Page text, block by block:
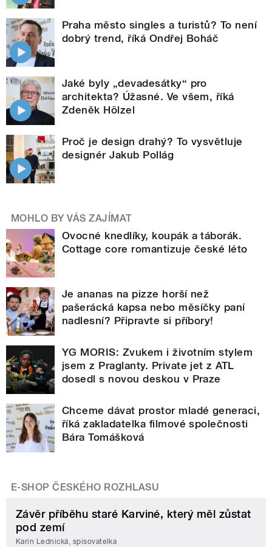
Praha město singles a turistů? To není
dobrý trend, říká Ondřej Boháč
Jaké byly „devadesátky“ pro
architekta? Úžasné. Ve všem, říká
Zdeněk Hölzel
Proč je design drahý? To vysvětluje
designér Jakub Pollág
MOHLO BY VÁS ZAJÍMAT
Ovocné knedlíky, koupák a táborák.
Cottage core romantizuje české léto
Je ananas na pizze horší než
pašerácká kapsa nebo měsíčky paní
nadlesní? Připravte si příbory!
YG MORIS: Zvukem i životním stylem
jsem z Praglanty. Private jet z ATL
dosedl s novou deskou v Praze
Chceme dávat prostor mladé generaci,
říká zakladatelka filmové společnosti
Bára Tomášková
E-SHOP ČESKÉHO ROZHLASU
Závěr příběhu staré Karviné, který měl zůstat
pod zemí
Karin Lednická, spisovatelka